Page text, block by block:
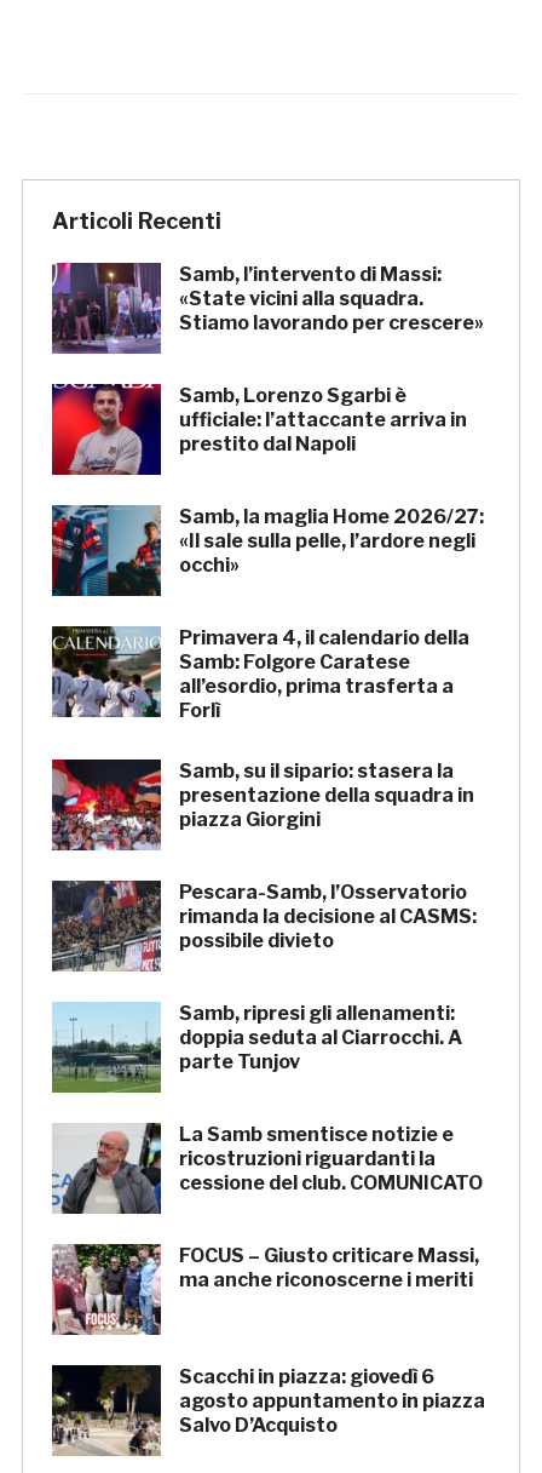
Articoli Recenti
Samb, l’intervento di Massi:
«State vicini alla squadra.
Stiamo lavorando per crescere»
Samb, Lorenzo Sgarbi è
ufficiale: l’attaccante arriva in
prestito dal Napoli
Samb, la maglia Home 2026/27:
«Il sale sulla pelle, l’ardore negli
occhi»
Primavera 4, il calendario della
Samb: Folgore Caratese
all’esordio, prima trasferta a
Forlì
Samb, su il sipario: stasera la
presentazione della squadra in
piazza Giorgini
Pescara-Samb, l’Osservatorio
rimanda la decisione al CASMS:
possibile divieto
Samb, ripresi gli allenamenti:
doppia seduta al Ciarrocchi. A
parte Tunjov
La Samb smentisce notizie e
ricostruzioni riguardanti la
cessione del club. COMUNICATO
FOCUS – Giusto criticare Massi,
ma anche riconoscerne i meriti
Scacchi in piazza: giovedì 6
agosto appuntamento in piazza
Salvo D’Acquisto